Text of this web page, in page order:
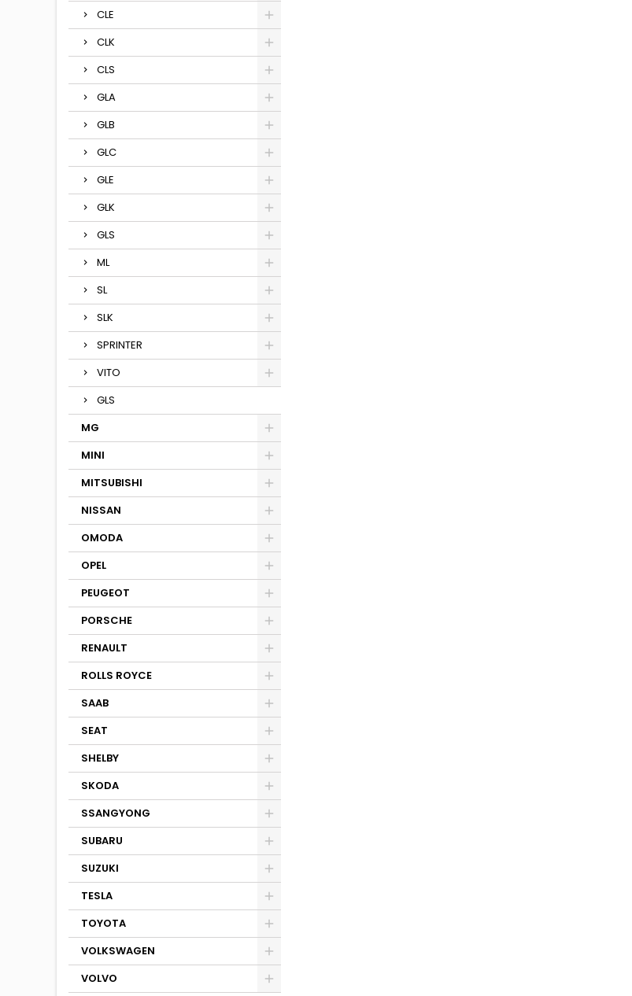
CLE
CLK
CLS
GLA
GLB
GLC
GLE
GLK
GLS
ML
SL
SLK
SPRINTER
VITO
GLS
MG
MINI
MITSUBISHI
NISSAN
OMODA
OPEL
PEUGEOT
PORSCHE
RENAULT
ROLLS ROYCE
SAAB
SEAT
SHELBY
SKODA
SSANGYONG
SUBARU
SUZUKI
TESLA
TOYOTA
VOLKSWAGEN
VOLVO